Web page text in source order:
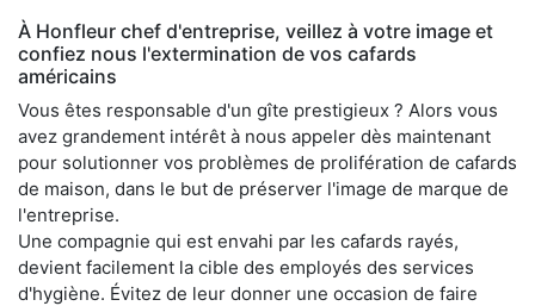
À Honfleur chef d'entreprise, veillez à votre image et
confiez nous l'extermination de vos cafards
américains
Vous êtes responsable d'un gîte prestigieux ? Alors vous
avez grandement intérêt à nous appeler dès maintenant
pour solutionner vos problèmes de prolifération de cafards
de maison, dans le but de préserver l'image de marque de
l'entreprise.
Une compagnie qui est envahi par les cafards rayés,
devient facilement la cible des employés des services
d'hygiène. Évitez de leur donner une occasion de faire